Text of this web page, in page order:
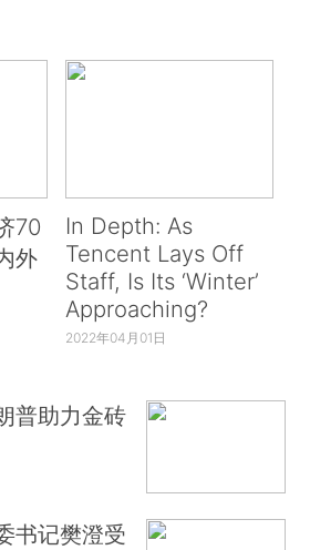
70
外
In Depth: As
Tencent Lays Off
Staff, Is Its ‘Winter’
Approaching?
2022年04月01日
普助力金砖
书记樊澄受